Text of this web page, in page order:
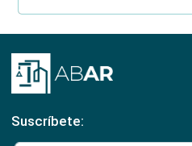
Suscríbete: